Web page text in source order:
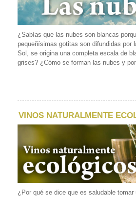
¿Sabías que las nubes son blancas
pequeñísimas gotitas son difundidas por
Sol, se origina una completa escala de
grises? ¿Cómo se forman las nubes y
VINOS NATURALMENTE
¿Por qué se dice que es saludable